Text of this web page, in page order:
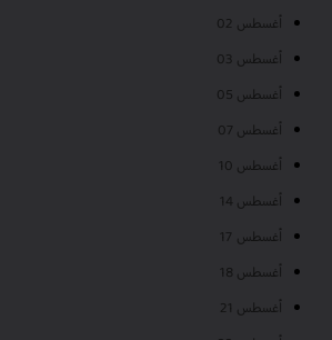
أغسطس 02
أغسطس 03
أغسطس 05
أغسطس 07
أغسطس 10
أغسطس 14
أغسطس 17
أغسطس 18
أغسطس 21